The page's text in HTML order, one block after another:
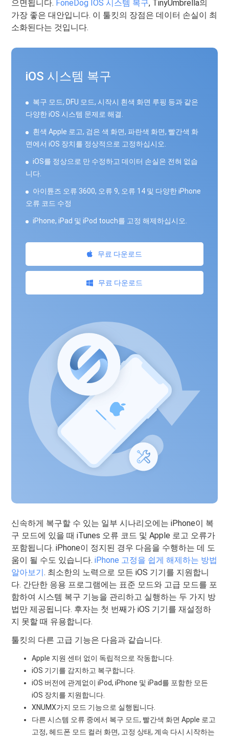
으면됩니다. FoneDog IOS 시스템 복구, TinyUmbrella의
가장 좋은 대안입니다. 이 툴킷의 장점은 데이터 손실이 최
소화된다는 것입니다.
iOS 시스템 복구
복구 모드, DFU 모드, 시작시 흰색 화면 루핑 등과 같은
다양한 iOS 시스템 문제로 해결.
흰색 Apple 로고, 검은 색 화면, 파란색 화면, 빨간색 화
면에서 iOS 장치를 정상적으로 고정하십시오.
iOS를 정상으로 만 수정하고 데이터 손실은 전혀 없습
니다.
아이튠즈 오류 3600, 오류 9, 오류 14 및 다양한 iPhone
오류 코드 수정
iPhone, iPad 및 iPod touch를 고정 해제하십시오.
무료 다운로드
무료 다운로드
신속하게 복구할 수 있는 일부 시나리오에는 iPhone이 복
구 모드에 있을 때 iTunes 오류 코드 및 Apple 로고 오류가
포함됩니다. iPhone이 정지된 경우 다음을 수행하는 데 도
움이 될 수도 있습니다.iPhone 고정을 쉽게 해제하는 방법
알아보기. 최소한의 노력으로 모든 iOS 기기를 지원합니
다. 간단한 응용 프로그램에는 표준 모드와 고급 모드를 포
함하여 시스템 복구 기능을 관리하고 실행하는 두 가지 방
법만 제공됩니다. 후자는 첫 번째가 iOS 기기를 재설정하
지 못할 때 유용합니다.
툴킷의 다른 고급 기능은 다음과 같습니다.
Apple 지원 센터 없이 독립적으로 작동합니다.
iOS 기기를 감지하고 복구합니다.
iOS 버전에 관계없이 iPod, iPhone 및 iPad를 포함한 모든
iOS 장치를 지원합니다.
XNUMX가지 모드 기능으로 실행됩니다.
다른 시스템 오류 중에서 복구 모드, 빨간색 화면 Apple 로고
고정, 헤드폰 모드 컬러 화면, 고정 상태, 계속 다시 시작하는